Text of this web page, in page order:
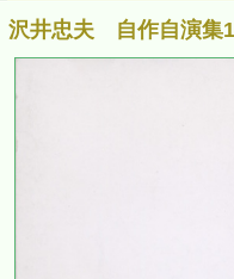
沢井忠夫 自作自演集